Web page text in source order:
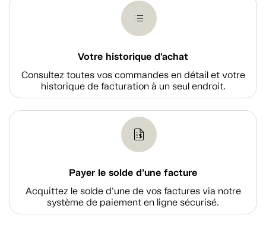
Votre historique d'achat
Consultez toutes vos commandes en détail et votre
historique de facturation à un seul endroit.
Payer le solde d'une facture
Acquittez le solde d’une de vos factures via notre
système de paiement en ligne sécurisé.